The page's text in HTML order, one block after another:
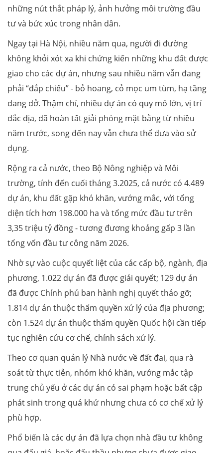
những nút thắt pháp lý, ảnh hưởng môi trường đầu
tư và bức xúc trong nhân dân.
Ngay tại Hà Nội, nhiều năm qua, người đi đường
không khỏi xót xa khi chứng kiến những khu đất được
giao cho các dự án, nhưng sau nhiều năm vẫn đang
phải “đắp chiếu” - bỏ hoang, cỏ mọc um tùm, hạ tầng
dang dở. Thậm chí, nhiều dự án có quy mô lớn, vị trí
đắc địa, đã hoàn tất giải phóng mặt bằng từ nhiều
năm trước, song đến nay vẫn chưa thể đưa vào sử
dụng.
Rộng ra cả nước, theo Bộ Nông nghiệp và Môi
trường, tính đến cuối tháng 3.2025, cả nước có 4.489
dự án, khu đất gặp khó khăn, vướng mắc, với tổng
diện tích hơn 198.000 ha và tổng mức đầu tư trên
3,35 triệu tỷ đồng - tương đương khoảng gấp 3 lần
tổng vốn đầu tư công năm 2026.
Nhờ sự vào cuộc quyết liệt của các cấp bộ, ngành, địa
phương, 1.022 dự án đã được giải quyết; 129 dự án
đã được Chính phủ ban hành nghị quyết tháo gỡ;
1.814 dự án thuộc thẩm quyền xử lý của địa phương;
còn 1.524 dự án thuộc thẩm quyền Quốc hội cần tiếp
tục nghiên cứu cơ chế, chính sách xử lý.
Theo cơ quan quản lý Nhà nước về đất đai, qua rà
soát từ thực tiễn, nhóm khó khăn, vướng mắc tập
trung chủ yếu ở các dự án có sai phạm hoặc bất cập
phát sinh trong quá khứ nhưng chưa có cơ chế xử lý
phù hợp.
Phổ biến là các dự án đã lựa chọn nhà đầu tư không